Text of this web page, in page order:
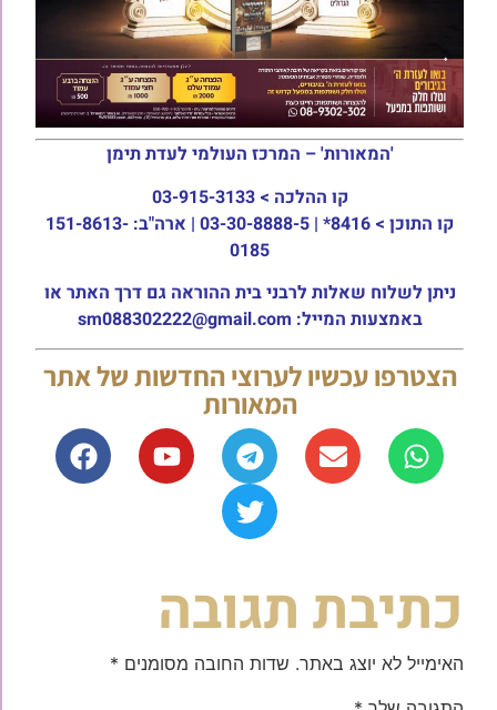
'המאורות' – המרכז העולמי לעדת תימן
קו ההלכה > 03-915-3133
קו התוכן >
8416* | 03-30-8888-5 | ארה"ב: 151-8613-
0185
ניתן לשלוח שאלות לרבני בית ההוראה גם דרך האתר או
באמצעות המייל: sm088302222@gmail.com
הצטרפו עכשיו לערוצי החדשות של אתר
המאורות
כתיבת תגובה
האימייל לא יוצג באתר. שדות החובה מסומנים *